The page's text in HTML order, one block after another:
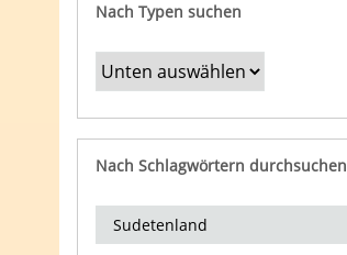
Nach Typen suchen
Nach Schlagwörtern durchsuchen